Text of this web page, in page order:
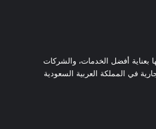
بعناية أفضل الخدمات، والشركات
في المملكة العربية السعودية